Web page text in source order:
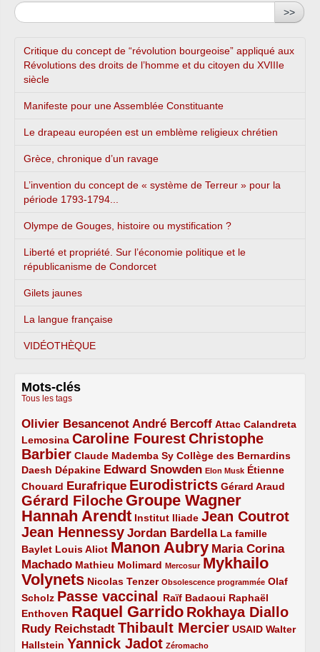
>>
Critique du concept de “révolution bourgeoise” appliqué aux
Révolutions des droits de l’homme et du citoyen du XVIIIe
siècle
Manifeste pour une Assemblée Constituante
Le drapeau européen est un emblème religieux chrétien
Grèce, chronique d’un ravage
L’invention du concept de « système de Terreur » pour la
période 1793-1794...
Olympe de Gouges, histoire ou mystification ?
Liberté et propriété. Sur l’économie politique et le
républicanisme de Condorcet
Gilets jaunes
La langue française
VIDÉOTHÈQUE
Mots-clés
Tous les tags
Olivier Besancenot
3/5 André Bercoff
3/5 Attac
2/5
Calandreta
Lemosina
2/5 Caroline Fourest
4/5
Christophe
Barbier
4/5 Claude Mademba Sy
2/5 Collège des Bernardins
2/5
Daesh
2/5 Dépakine
2/5 Edward Snowden
3/5 Elon Musk
1/5
Étienne
Chouard
2/5 Eurafrique
3/5 Eurodistricts
4/5 Gérard Araud
2/5
Gérard Filoche
4/5 Groupe Wagner
5/5
Hannah Arendt
5/5 Institut Iliade
2/5 Jean Coutrot
4/5
Jean Hennessy
4/5 Jordan Bardella
3/5
La famille
Baylet
2/5 Louis Aliot
2/5 Manon Aubry
5/5
Maria Corina
Machado
3/5 Mathieu Molimard
2/5 Mercosur
1/5
Mykhailo
Volynets
5/5 Nicolas Tenzer
2/5 Obsolescence programmée
1/5
Olaf
Scholz
2/5 Passe vaccinal
4/5 Raïf Badaoui
2/5
Raphaël
Enthoven
2/5 Raquel Garrido
5/5 Rokhaya Diallo
4/5
Rudy Reichstadt
3/5 Thibault Mercier
4/5 USAID
2/5
Walter
Hallstein
2/5 Yannick Jadot
4/5 Zéromacho
1/5